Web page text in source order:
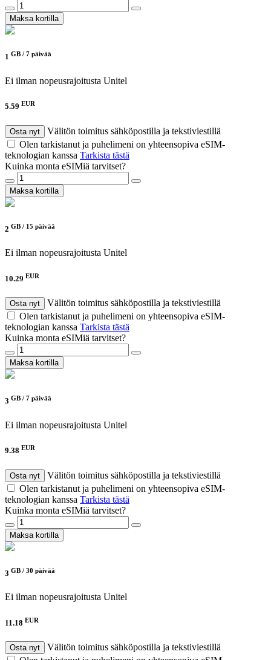
Maksa kortilla
1 GB / 7 päivää
Ei ilman nopeusrajoitusta Unitel
5.59 EUR
Osta nyt
Välitön toimitus sähköpostilla ja tekstiviestillä
Olen tarkistanut ja puhelimeni on yhteensopiva eSIM-
teknologian kanssa Tarkista tästä
Kuinka monta eSIMiä tarvitset?
Maksa kortilla
2 GB / 15 päivää
Ei ilman nopeusrajoitusta Unitel
10.29 EUR
Osta nyt
Välitön toimitus sähköpostilla ja tekstiviestillä
Olen tarkistanut ja puhelimeni on yhteensopiva eSIM-
teknologian kanssa Tarkista tästä
Kuinka monta eSIMiä tarvitset?
Maksa kortilla
3 GB / 7 päivää
Ei ilman nopeusrajoitusta Unitel
9.38 EUR
Osta nyt
Välitön toimitus sähköpostilla ja tekstiviestillä
Olen tarkistanut ja puhelimeni on yhteensopiva eSIM-
teknologian kanssa Tarkista tästä
Kuinka monta eSIMiä tarvitset?
Maksa kortilla
3 GB / 30 päivää
Ei ilman nopeusrajoitusta Unitel
11.18 EUR
Osta nyt
Välitön toimitus sähköpostilla ja tekstiviestillä